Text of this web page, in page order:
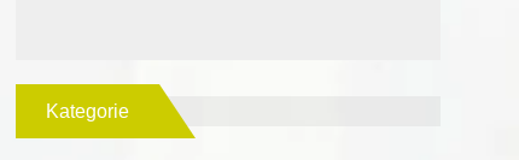
Kategorie